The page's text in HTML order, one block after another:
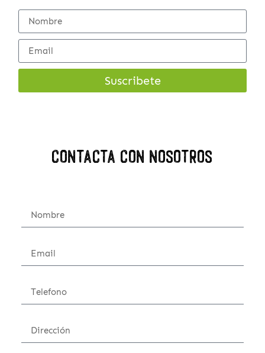
Suscribete
Contacta con nosotros